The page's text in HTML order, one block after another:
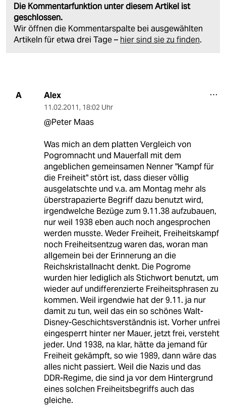
Die Kommentarfunktion unter diesem Artikel ist
geschlossen.
Wir öffnen die Kommentarspalte bei ausgewählten
Artikeln für etwa drei Tage – hier sind sie zu finden.
A Alex
11.02.2011, 18:02 Uhr
@Peter Maas
Was mich an dem platten Vergleich von
Pogromnacht und Mauerfall mit dem
angeblichen gemeinsamen Nenner "Kampf für
die Freiheit" stört ist, dass dieser völlig
ausgelatschte und v.a. am Montag mehr als
überstrapazierte Begriff dazu benutzt wird,
irgendwelche Bezüge zum 9.11.38 aufzubauen,
nur weil 1938 eben auch noch angesprochen
werden musste. Weder Freiheit, Freiheitskampf
noch Freiheitsentzug waren das, woran man
allgemein bei der Erinnerung an die
Reichskristallnacht denkt. Die Pogrome
wurden hier lediglich als Stichwort benutzt, um
wieder auf undifferenzierte Freiheitsphrasen zu
kommen. Weil irgendwie hat der 9.11. ja nur
damit zu tun, weil das ein so schönes Walt-
Disney-Geschichtsverständnis ist. Vorher unfrei
eingesperrt hinter ner Mauer, jetzt frei, versteht
jeder. Und 1938, na klar, hätte da jemand für
Freiheit gekämpft, so wie 1989, dann wäre das
alles nicht passiert. Weil die Nazis und das
DDR-Regime, die sind ja vor dem Hintergrund
eines solchen Freiheitsbegriffs auch das
gleiche.